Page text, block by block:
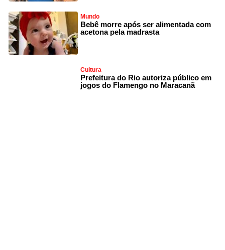
Mundo
Bebê morre após ser alimentada com
acetona pela madrasta
Cultura
Prefeitura do Rio autoriza público em
jogos do Flamengo no Maracanã